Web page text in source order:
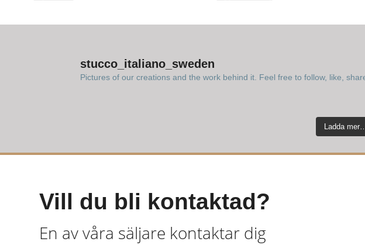
stucco_italiano_sweden
Pictures of our creations and the work behind it. Feel free to follow, like,
Ladda mer…
Vill du bli kontaktad?
En av våra säljare kontaktar dig